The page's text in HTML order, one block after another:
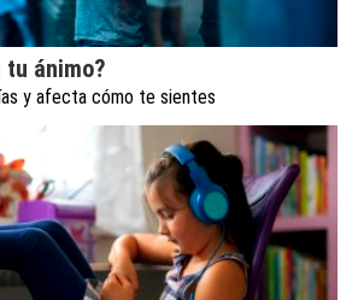
tu ánimo?
y afecta cómo te sientes